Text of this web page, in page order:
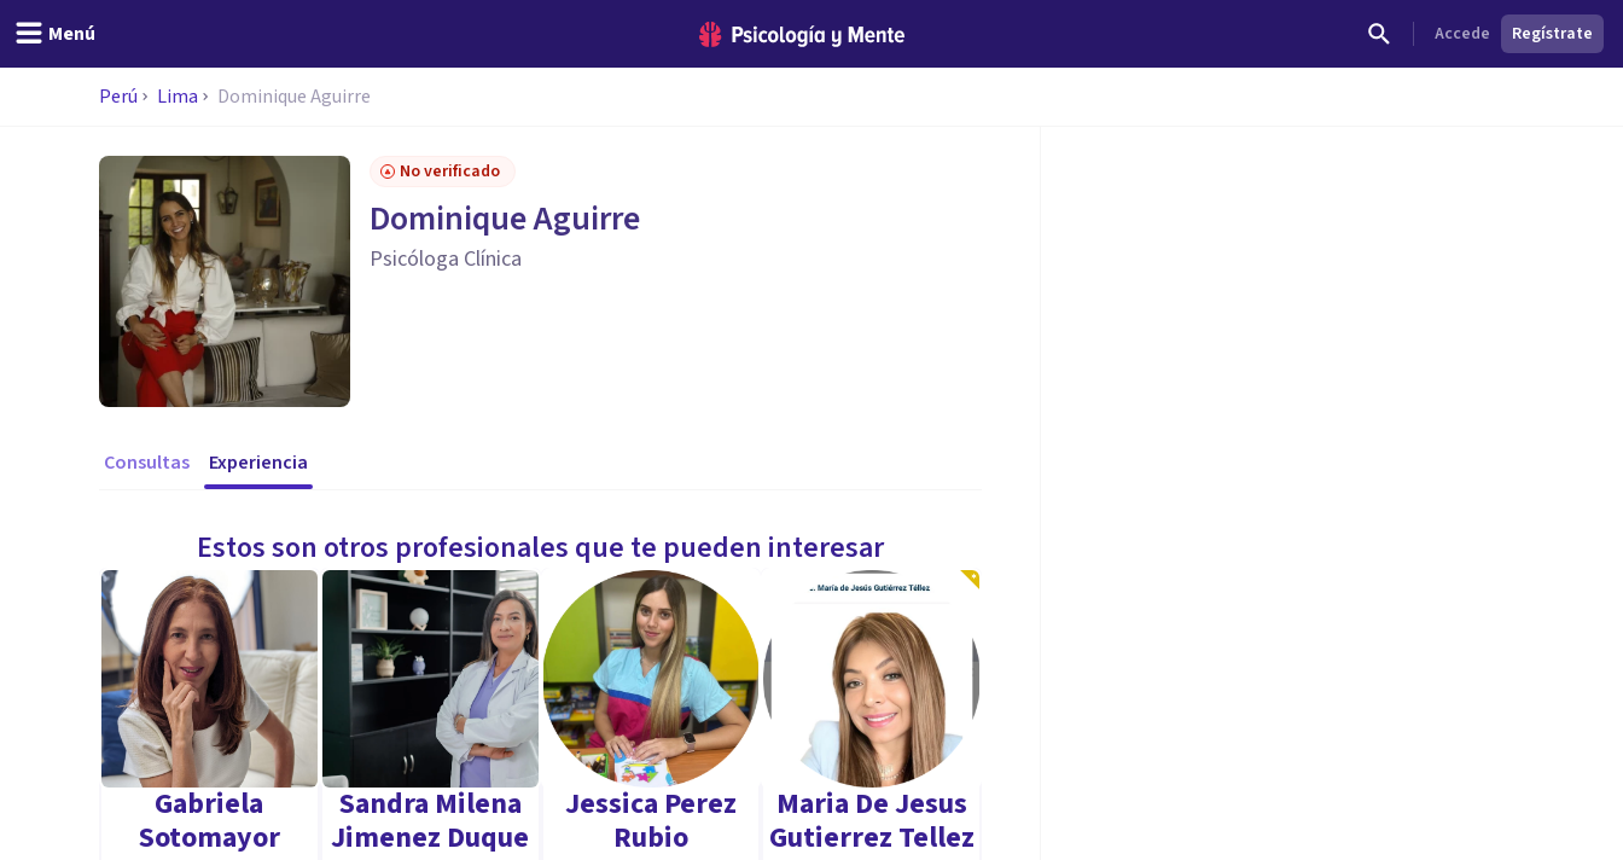
Menú Accede Regístrate
Perú Lima Dominique Aguirre
No verificado
Dominique Aguirre
Psicóloga Clínica
Consultas Experiencia
Estos son otros profesionales que te pueden interesar
Gabriela
Sotomayor
Sandra Milena
Jimenez Duque
Jessica Perez
Rubio
Maria De Jesus
Gutierrez Tellez